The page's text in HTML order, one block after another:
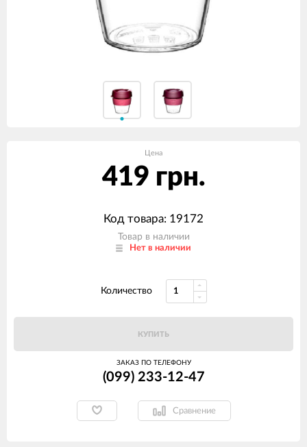
Цена
419 грн.
Код товара: 19172
Товар в наличии
Нет в наличии
Количество
КУПИТЬ
ЗАКАЗ ПО ТЕЛЕФОНУ
(099) 233-12-47
Сравнение